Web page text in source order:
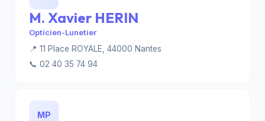
M. Xavier HERIN
Opticien-Lunetier
📍 11 Place ROYALE, 44000 Nantes
📞 02 40 35 74 94
MP